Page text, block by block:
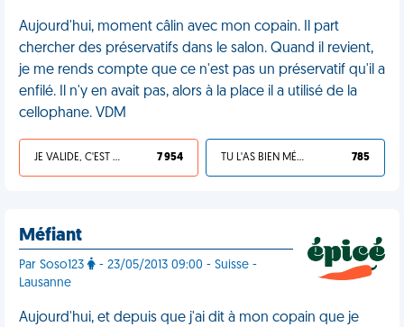
Aujourd'hui, moment câlin avec mon copain. Il part
chercher des préservatifs dans le salon. Quand il revient,
je me rends compte que ce n'est pas un préservatif qu'il a
enfilé. Il n'y en avait pas, alors à la place il a utilisé de la
cellophane. VDM
JE VALIDE, C'EST UNE VDM 7 954 TU L'AS BIEN MÉRITÉ 785
Méfiant
Par Soso123
- 23/05/2013 09:00 - Suisse -
Lausanne
Aujourd'hui, et depuis que j'ai dit à mon copain que je